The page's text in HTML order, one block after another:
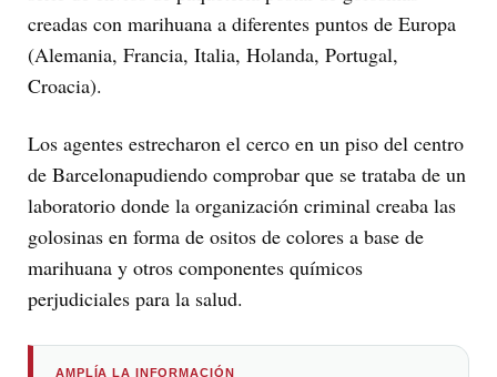
creadas con marihuana a diferentes puntos de Europa
(Alemania, Francia, Italia, Holanda, Portugal,
Croacia).
Los agentes estrecharon el cerco en un piso del centro
de Barcelonapudiendo comprobar que se trataba de un
laboratorio donde la organización criminal creaba las
golosinas en forma de ositos de colores a base de
marihuana y otros componentes químicos
perjudiciales para la salud.
AMPLÍA LA INFORMACIÓN